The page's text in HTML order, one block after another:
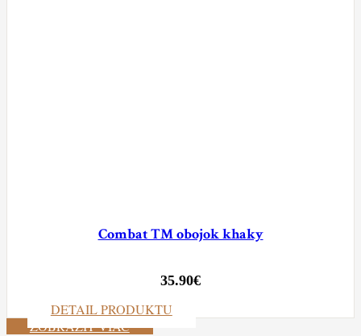
Combat TM obojok khaky
35.90€
DETAIL PRODUKTU
ZOBRAZIŤ VIAC